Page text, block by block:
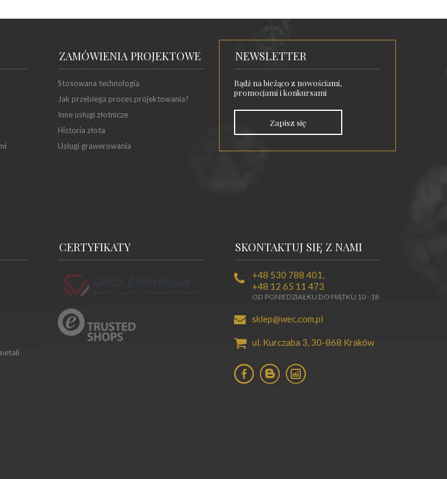
ZAMÓWIENIA PROJEKTOWE
Stosowana technologia
Jak przebiega proces projektowania?
Inne usługi złotnicze
Historia złota
Usługi grawerowania
NEWSLETTER
Bądź na bieżąco z nowościami,
promocjami i konkursami
Zapisz się
CERTYFIKATY SKONTAKTUJ SIĘ Z NAMI
+48 530 788 401 ,
+48 12 65 11 473
OD PONIEDZIAŁKU DO PIĄTKU 10 - 18
sklep@wec.com.pl
ul. Kurczaba 3, 30-868 Kraków